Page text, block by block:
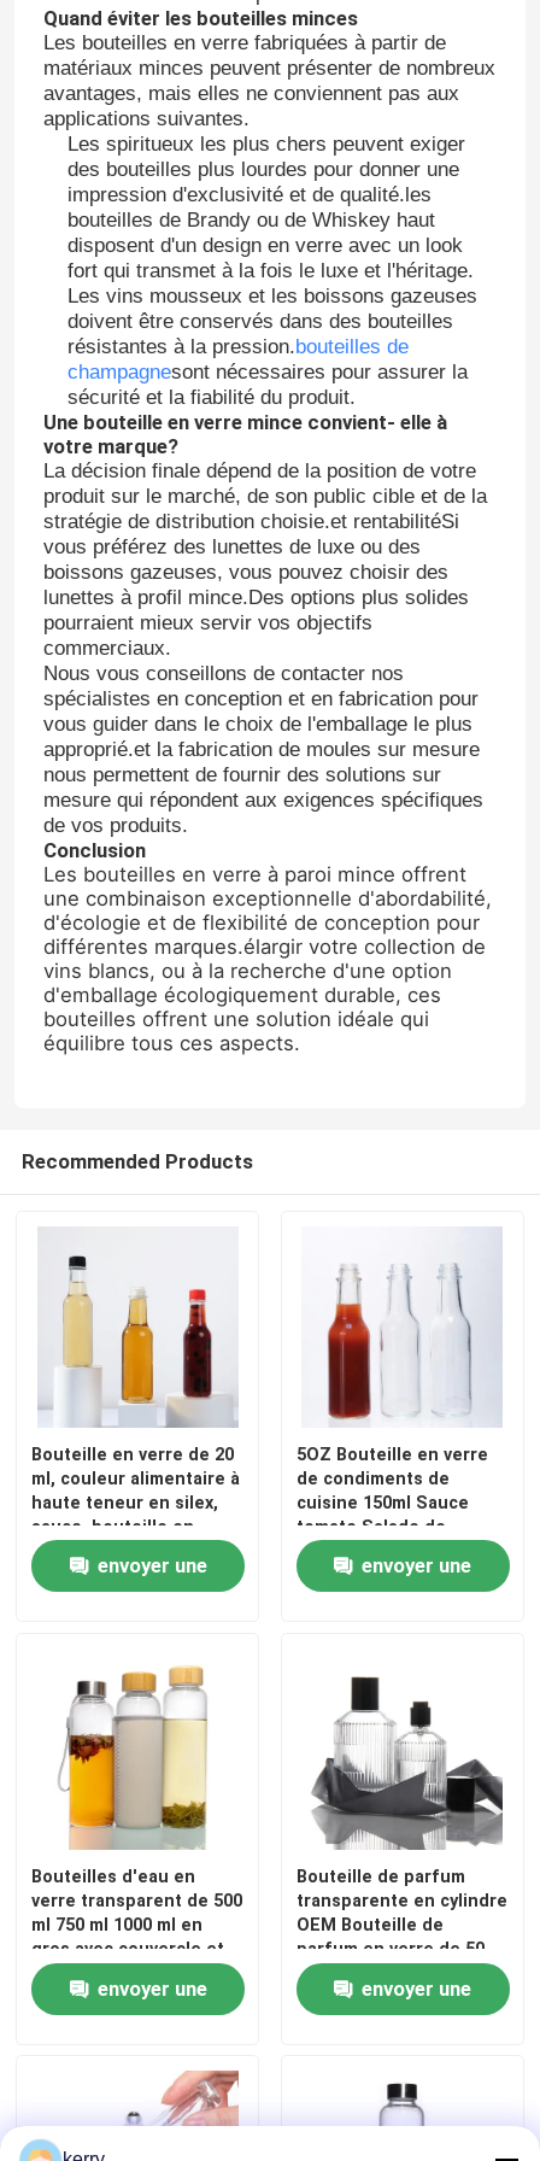
Visite d'usine
Contrôle de la qualité
Contact
Demande de soumission
Bouteilles en verre
pots en verre
Coupe en verre
Couvercle de bouteille
Verres ménagers
Quand éviter les bouteilles minces
Les bouteilles en verre fabriquées à partir de
matériaux minces peuvent présenter de nombreux
avantages, mais elles ne conviennent pas aux
applications suivantes.
Les spiritueux les plus chers peuvent exiger
des bouteilles plus lourdes pour donner une
impression d'exclusivité et de qualité.les
bouteilles de Brandy ou de Whiskey haut
disposent d'un design en verre avec un look
fort qui transmet à la fois le luxe et l'héritage.
Les vins mousseux et les boissons gazeuses
doivent être conservés dans des bouteilles
résistantes à la pression.bouteilles de
champagnesont nécessaires pour assurer la
sécurité et la fiabilité du produit.
Une bouteille en verre mince convient- elle à
votre marque?
La décision finale dépend de la position de votre
produit sur le marché, de son public cible et de la
stratégie de distribution choisie.et rentabilitéSi
vous préférez des lunettes de luxe ou des
boissons gazeuses, vous pouvez choisir des
lunettes à profil mince.Des options plus solides
pourraient mieux servir vos objectifs
commerciaux.
Nous vous conseillons de contacter nos
spécialistes en conception et en fabrication pour
vous guider dans le choix de l'emballage le plus
approprié.et la fabrication de moules sur mesure
nous permettent de fournir des solutions sur
mesure qui répondent aux exigences spécifiques
de vos produits.
Conclusion
Les bouteilles en verre à paroi mince offrent
une combinaison exceptionnelle d'abordabilité,
d'écologie et de flexibilité de conception pour
différentes marques.élargir votre collection de
vins blancs, ou à la recherche d'une option
d'emballage écologiquement durable, ces
bouteilles offrent une solution idéale qui
équilibre tous ces aspects.
Recommended Products
Bouteille en verre de 20
ml, couleur alimentaire à
haute teneur en silex,
sauce, bouteille en
verre avec bouchon
envoyer une
5OZ Bouteille en verre
de condiments de
cuisine 150ml Sauce
tomate Salade de
vinaigrette
envoyer une
Bouteilles d'eau en
verre transparent de 500
ml 750 ml 1000 ml en
gros avec couvercle et
couvercle
envoyer une
Bouteille de parfum
transparente en cylindre
OEM Bouteille de
parfum en verre de 50
ml avec boîte cadeau
Pompe pulvérisatrice
envoyer une